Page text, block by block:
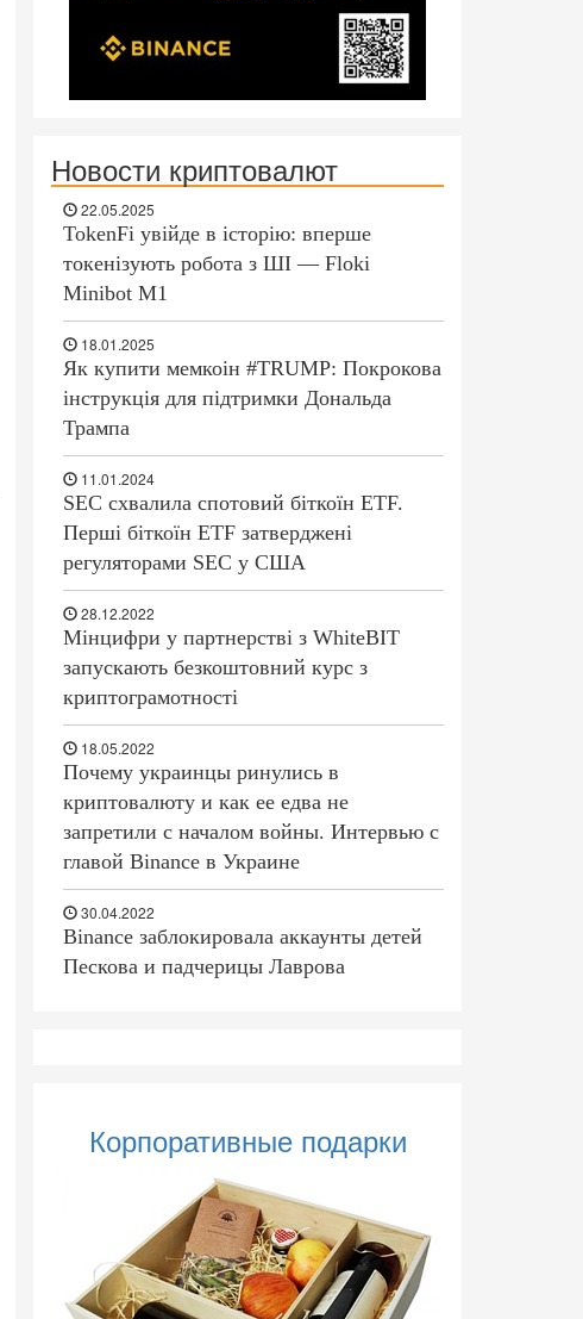
Новости криптовалют
22.05.2025
TokenFi увійде в історію: вперше
токенізують робота з ШІ — Floki
Minibot M1
18.01.2025
Як купити мемкоін #TRUMP: Покрокова
інструкція для підтримки Дональда
Трампа
11.01.2024
SEC схвалила спотовий біткоїн ETF.
Перші біткоїн ETF затверджені
регуляторами SEC у США
28.12.2022
Мінцифри у партнерстві з WhiteBIT
запускають безкоштовний курс з
криптограмотності
18.05.2022
Почему украинцы ринулись в
криптовалюту и как ее едва не
запретили с началом войны. Интервью с
главой Binance в Украине
30.04.2022
Binance заблокировала аккаунты детей
Пескова и падчерицы Лаврова
Корпоративные подарки